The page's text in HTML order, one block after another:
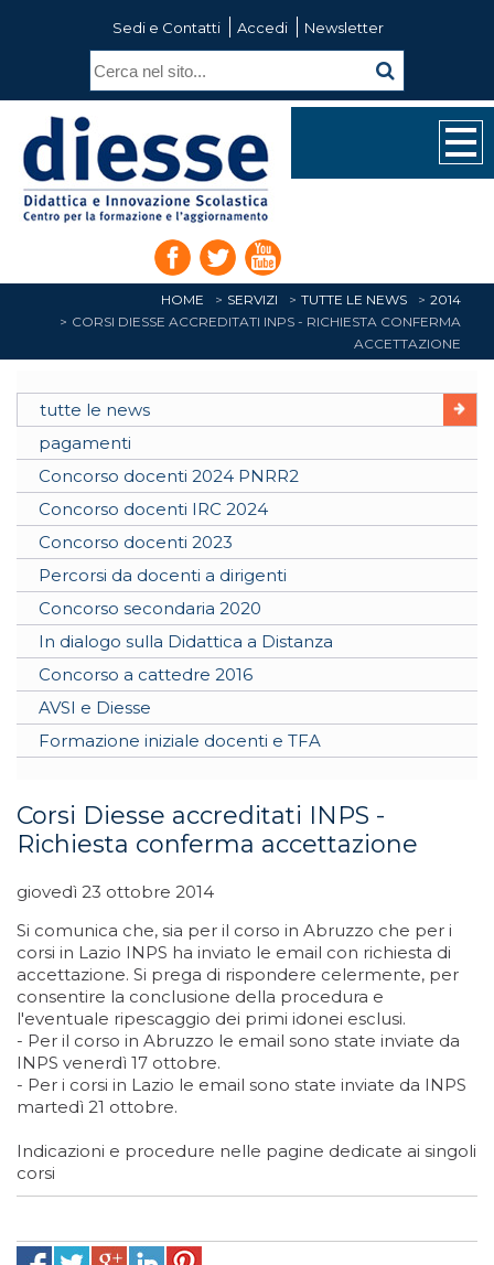
Sedi e Contatti Accedi Newsletter
HOME SERVIZI TUTTE LE NEWS
2014
CORSI DIESSE ACCREDITATI INPS - RICHIESTA CONFERMA
ACCETTAZIONE
tutte le news
pagamenti
Concorso docenti 2024 PNRR2
Concorso docenti IRC 2024
Concorso docenti 2023
Percorsi da docenti a dirigenti
Concorso secondaria 2020
In dialogo sulla Didattica a Distanza
Concorso a cattedre 2016
AVSI e Diesse
Formazione iniziale docenti e TFA
Corsi Diesse accreditati INPS -
Richiesta conferma accettazione
giovedì 23 ottobre 2014
Si comunica che, sia per il corso in Abruzzo che per i
corsi in Lazio INPS ha inviato le email con richiesta di
accettazione. Si prega di rispondere celermente, per
consentire la conclusione della procedura e
l'eventuale ripescaggio dei primi idonei esclusi.
- Per il corso in Abruzzo le email sono state inviate da
INPS venerdì 17 ottobre.
- Per i corsi in Lazio le email sono state inviate da INPS
martedì 21 ottobre.
Indicazioni e procedure nelle pagine dedicate ai singoli
corsi